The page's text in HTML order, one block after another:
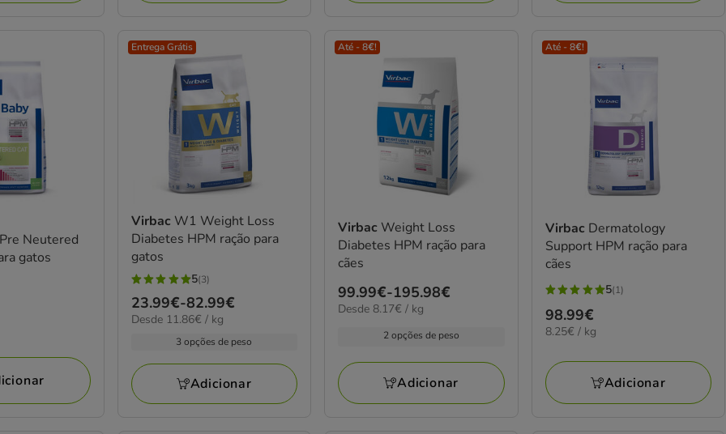
Neutered
gatos
Entrega Grátis
Virbac W1 Weight Loss
Diabetes HPM ração para
gatos
5
estrelas
com
avaliações
5(3)
Preço
de
82.99€
23.99€-82.99€
11.86€
Desde 11.86€ / kg
3 opções de peso
Adicionar
Até - 8€!
Virbac Weight Loss
Diabetes HPM ração para
cães
Preço
de
195.98€
99.99€-195.98€
8.17€
Desde 8.17€ / kg
2 opções de peso
Adicionar
Até - 8€!
Virbac Dermatology
Support HPM ração para
cães
5
estrelas
com
avaliações
5(1)
Preço
98.99€
98.99€
8.25€
KG
8.25€ / kg
Adicionar